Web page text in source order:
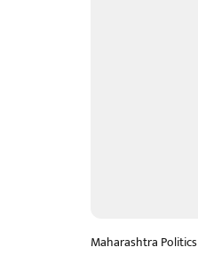
Maharashtra Politics